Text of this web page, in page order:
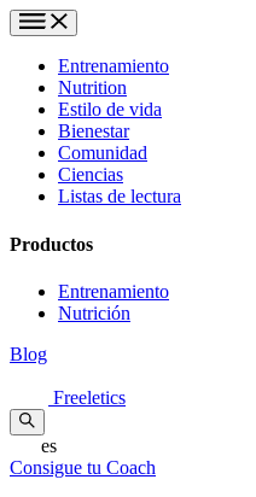
Entrenamiento
Nutrition
Estilo de vida
Bienestar
Comunidad
Ciencias
Listas de lectura
Productos
Entrenamiento
Nutrición
Blog
Freeletics
es
Consigue tu Coach